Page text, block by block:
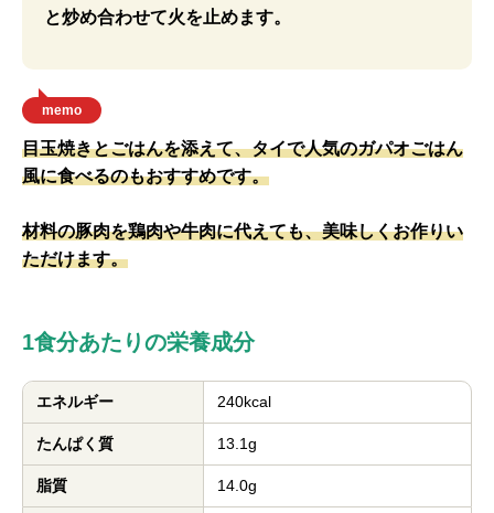
と炒め合わせて火を止めます。
memo
目玉焼きとごはんを添えて、タイで人気のガパオごはん
風に食べるのもおすすめです。
材料の豚肉を鶏肉や牛肉に代えても、美味しくお作りい
ただけます。
1食分あたりの栄養成分
エネルギー 240kcal
たんぱく質 13.1g
脂質 14.0g